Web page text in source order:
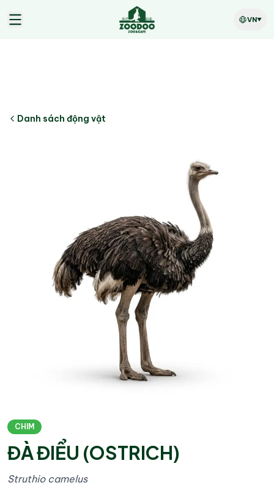
VN
Danh sách động vật
CHIM
ĐÀ ĐIỂU (OSTRICH)
Struthio camelus